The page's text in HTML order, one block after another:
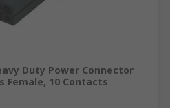
Duty Power Connector
Female, 10 Contacts